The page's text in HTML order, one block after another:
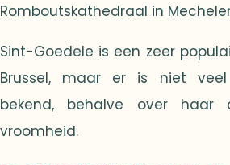
Romboutskathedraal in
Sint-Goedele is een zeer
Brussel, maar er is niet
bekend, behalve over haar
vroomheid.